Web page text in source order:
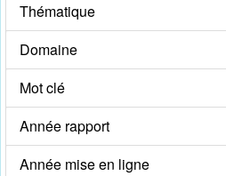
Thématique
Domaine
Mot clé
Année rapport
Année mise en ligne